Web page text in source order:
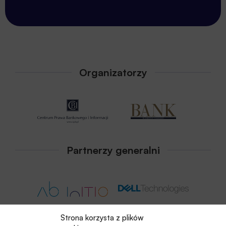
Strona korzysta z plików
widoczny w obsłudze za pomocą kanałów cyfrowych, staje
wobec banków, których nie sposób w obecnych czasach
technologiczna, która dokonuje się dziś, a przejawiająca się
w cyfryzacji codziennych aspektów życia może być śmiało
wyzwaniem dla sektora finansowego, a konkretniej, jego
kluczem do sukcesu jest umiejętne połączenie kierunków
„go digital” i „go mobile” z podejściem „customer first”?
Organizatorzy
Partnerzy generalni